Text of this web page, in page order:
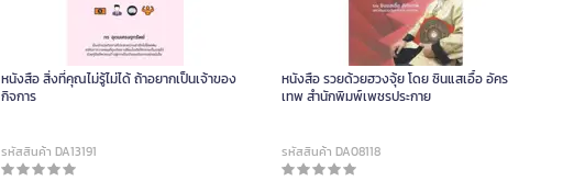
หนังสือ สิ่งที่คุณไม่รู้ไม่ได้ ถ้าอยากเป็นเจ้าของ
กิจการ
รหัสสินค้า DA13191
หนังสือ รวยด้วยฮวงจุ้ย โดย ซินแสเอื้อ อัคร
เทพ สำนักพิมพ์เพชรประกาย
รหัสสินค้า DA08118